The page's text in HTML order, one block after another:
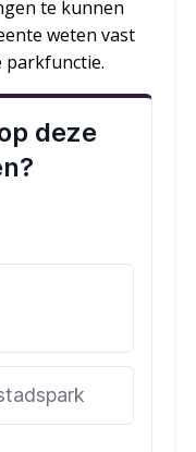
te kunnen
weten vast
parkfunctie.